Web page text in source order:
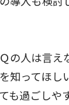
の人は言え
知ってほし
も過ごしや